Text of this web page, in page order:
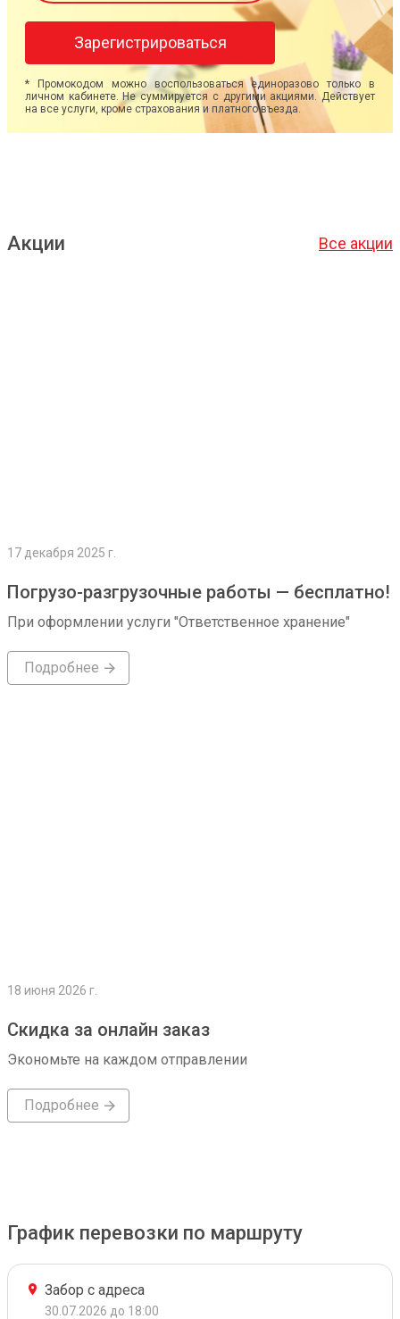
Зарегистрироваться
* Промокодом можно воспользоваться единоразово только в
личном кабинете. Не суммируется с другими акциями. Действует
на все услуги, кроме страхования и платного въезда.
Акции Все акции
17 декабря 2025 г.
Погрузо-разгрузочные работы — бесплатно!
При оформлении услуги "Ответственное хранение"
Подробнее
18 июня 2026 г.
Скидка за онлайн заказ
Экономьте на каждом отправлении
Подробнее
График перевозки по маршруту
Забор с адреса
30.07.2026 до 18:00